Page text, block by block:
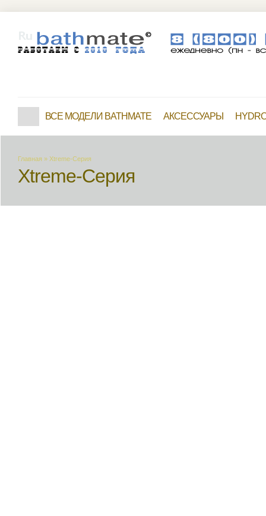
ВСЕ МОДЕЛИ BATHMATE АКСЕССУАРЫ
Главная » Xtreme-Серия
Xtreme-Серия